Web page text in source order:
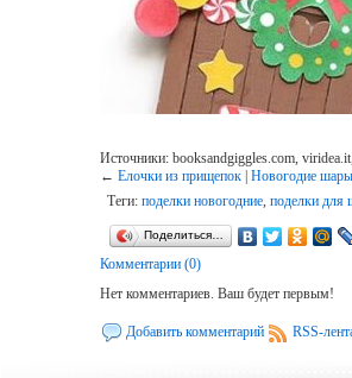
Источники: booksandgiggles.com,
←Елочки из прищепок |Новогодие
Теги:поделки новогодние,поделки для
Поделиться…
Комментарии (0)
Нет комментариев. Ваш будет первым!
Добавить комментарий RSS-